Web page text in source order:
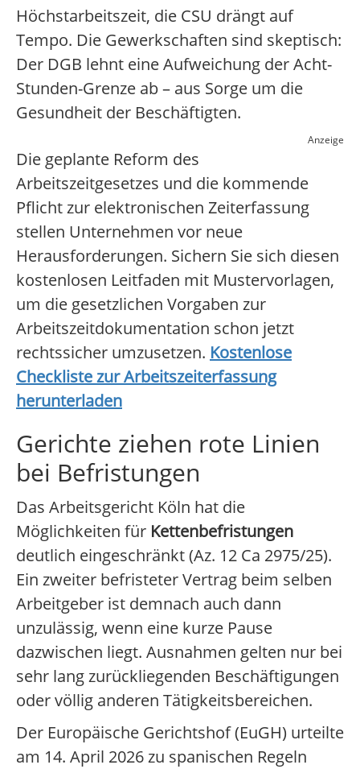
Höchstarbeitszeit, die CSU drängt auf
Tempo. Die Gewerkschaften sind skeptisch:
Der DGB lehnt eine Aufweichung der Acht-
Stunden-Grenze ab – aus Sorge um die
Gesundheit der Beschäftigten.
Anzeige
Die geplante Reform des
Arbeitszeitgesetzes und die kommende
Pflicht zur elektronischen Zeiterfassung
stellen Unternehmen vor neue
Herausforderungen. Sichern Sie sich diesen
kostenlosen Leitfaden mit Mustervorlagen,
um die gesetzlichen Vorgaben zur
Arbeitszeitdokumentation schon jetzt
rechtssicher umzusetzen. Kostenlose
Checkliste zur Arbeitszeiterfassung
herunterladen
Gerichte ziehen rote Linien
bei Befristungen
Das Arbeitsgericht Köln hat die
Möglichkeiten für Kettenbefristungen
deutlich eingeschränkt (Az. 12 Ca 2975/25).
Ein zweiter befristeter Vertrag beim selben
Arbeitgeber ist demnach auch dann
unzulässig, wenn eine kurze Pause
dazwischen liegt. Ausnahmen gelten nur bei
sehr lang zurückliegenden Beschäftigungen
oder völlig anderen Tätigkeitsbereichen.
Der Europäische Gerichtshof (EuGH) urteilte
am 14. April 2026 zu spanischen Regeln